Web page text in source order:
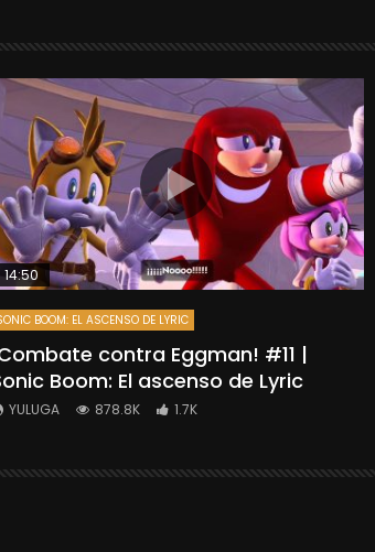
14:50
BOOM: EL ASCENSO DE LYRIC
contra Eggman! #11 |
Boom: El ascenso de Lyric
YULUGA 878.8K 1.7K